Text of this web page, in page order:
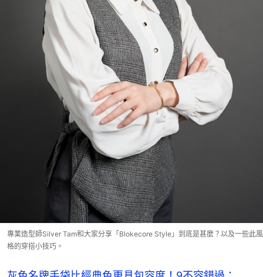
專業造型師Silver Tam和大家分享「Blokecore Style」到底是甚麼？以及一些此風
格的穿搭小技巧。